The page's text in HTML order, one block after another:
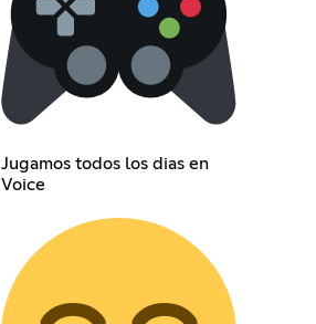
Jugamos todos los dias en
Voice